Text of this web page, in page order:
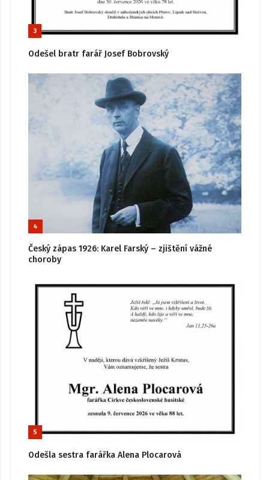
3
Odešel bratr farář Josef Bobrovský
4
Český zápas 1926: Karel Farský – zjištění vážné
choroby
5
Odešla sestra farářka Alena Plocarová